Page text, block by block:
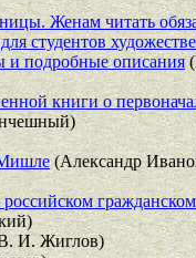
Женам читать
студентов
подробные описания
книги о
(Александр
И. Жиглов)